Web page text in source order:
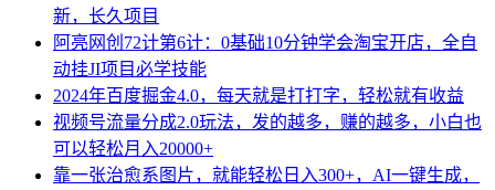
新，长久项目
阿亮网创72计第6计：0基础10分钟学会淘宝开店，全自
动挂JI项目必学技能
2024年百度掘金4.0，每天就是打打字，轻松就有收益
视频号流量分成2.0玩法，发的越多，赚的越多，小白也
可以轻松月入20000+
靠一张治愈系图片，就能轻松日入300+，AI一键生成，